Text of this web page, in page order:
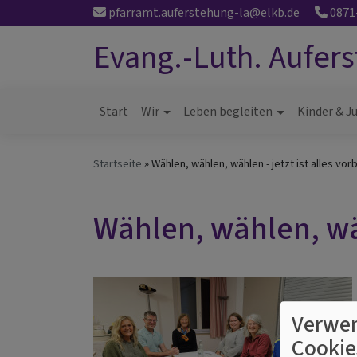
zum
pfarramt.auferstehung-la@elkb.de
Evang.-Luth.
Hauptnavigation
Start Wir Leben begleiten Kinder &
Startseite Wählen, wählen, wählen - jetzt ist alles
Wählen, wählen,